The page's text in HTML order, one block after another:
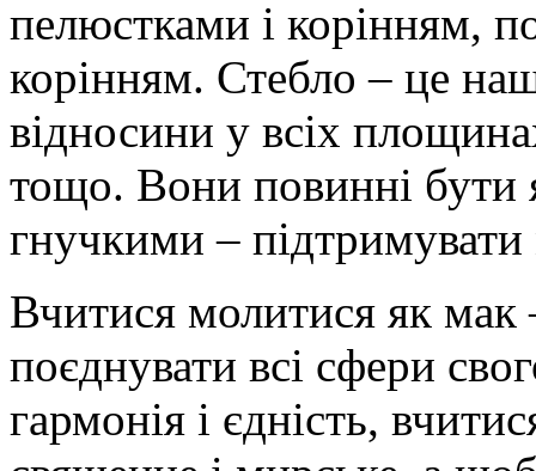
пелюстками і корінням,
корінням. Стебло – це
відносини у всіх
тощо. Вони повинні бути
гнучкими –
Вчитися молитися як мак
поєднувати всі сфери
гармонія і єдність,